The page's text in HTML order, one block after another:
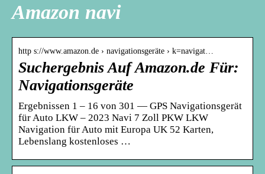
Amazon navi
http s://www.amazon.de › navigationsgeräte › k=navigat…
Suchergebnis Auf Amazon.de Für:
Navigationsgeräte
Ergebnissen 1 – 16 von 301 — GPS Navigationsgerät
für Auto LKW – 2023 Navi 7 Zoll PKW LKW
Navigation für Auto mit Europa UK 52 Karten,
Lebenslang kostenloses …